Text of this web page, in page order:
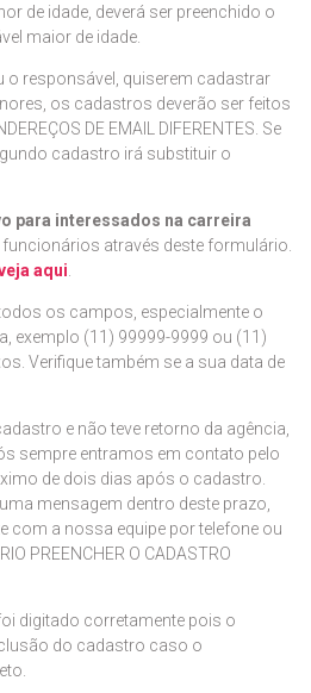
de idade, deverá ser preenchido o
maior de idade.
o responsável, quiserem cadastrar
os cadastros deverão ser feitos
DE EMAIL DIFERENTES. Se
cadastro irá substituir o
para interessados na carreira
funcionários através deste formulário.
aqui
os campos, especialmente o
exemplo (11) 99999-9999 ou (11)
Verifique também se a sua data de
e não teve retorno da agência,
sempre entramos em contato pelo
de dois dias após o cadastro.
mensagem dentro deste prazo,
com a nossa equipe por telefone ou
PREENCHER O CADASTRO
digitado corretamente pois o
do cadastro caso o